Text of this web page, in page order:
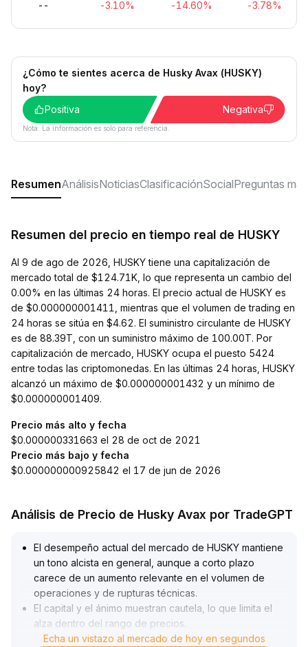
-- -3.10% -14.60% -3.78%
¿Cómo te sientes acerca de Husky Avax (HUSKY)
hoy?
Positiva
Negativa
Nota: La información es solo para referencia.
ResumenAnálisisNoticiasClasificaciónSocialPreguntas
Resumen del precio en tiempo real de HUSKY
Al 9 de ago de 2026, HUSKY tiene una capitalización de
mercado total de $124.71K, lo que representa un cambio del
0.00% en las últimas 24 horas. El precio actual de HUSKY es
de $0.000000001411, mientras que el volumen de trading en
24 horas se sitúa en $4.62. El suministro circulante de HUSKY
es de 88.39T, con un suministro máximo de 100.00T. Por
capitalización de mercado, HUSKY ocupa el puesto 5424
entre todas las criptomonedas. En las últimas 24 horas, HUSKY
alcanzó un máximo de $0.000000001432 y un mínimo de
$0.000000001409.
Precio más alto y fecha
$0.000000331663 el 28 de oct de 2021
Precio más bajo y fecha
$0.000000000925842 el 17 de jun de 2026
Análisis de Precio de Husky Avax por TradeGPT
El desempeño actual del mercado de HUSKY mantiene
un tono alcista en general, aunque a corto plazo
carece de un aumento relevante en el volumen de
operaciones y de rupturas técnicas.
El capital y el ánimo muestran cautela, lo que limita el
alza dentro del rango de precios
A mediano y largo plazo, gracias al impulso de
Echa un vistazo al mercado de hoy en segundos